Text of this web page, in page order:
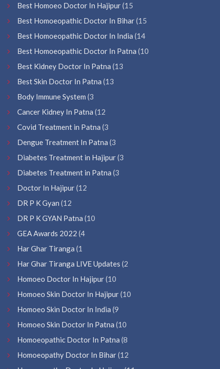
Best Homoeo Doctor In Hajipur(15
Best Homoeopathic Doctor In Bihar(15
Best Homoeopathic Doctor In India (14
Best Homoeopathic Doctor In Patna (10
Best Kidney Doctor In Patna (13
Best Skin Doctor In Patna (13
Body Immune System (3
Cancer Kidney In Patna (12
Covid Treatment in Patna (3
Dengue Treatment In Patna (3
Diabetes Treatment in Hajipur(3
Diabetes Treatment in Patna (3
Doctor In Hajipur(12
DR P K Gyan (12
DR P K GYAN Patna (10
GEA Awards 2022 (4
Har Ghar Tiranga (1
Har Ghar Tiranga LIVE Updates (2
Homoeo Doctor In Hajipur(10
Homoeo Skin Doctor In Hajipur(10
Homoeo Skin Doctor In India (9
Homoeo Skin Doctor In Patna (10
Homoeopathic Doctor In Patna (8
Homoeopathy Doctor In Bihar(12